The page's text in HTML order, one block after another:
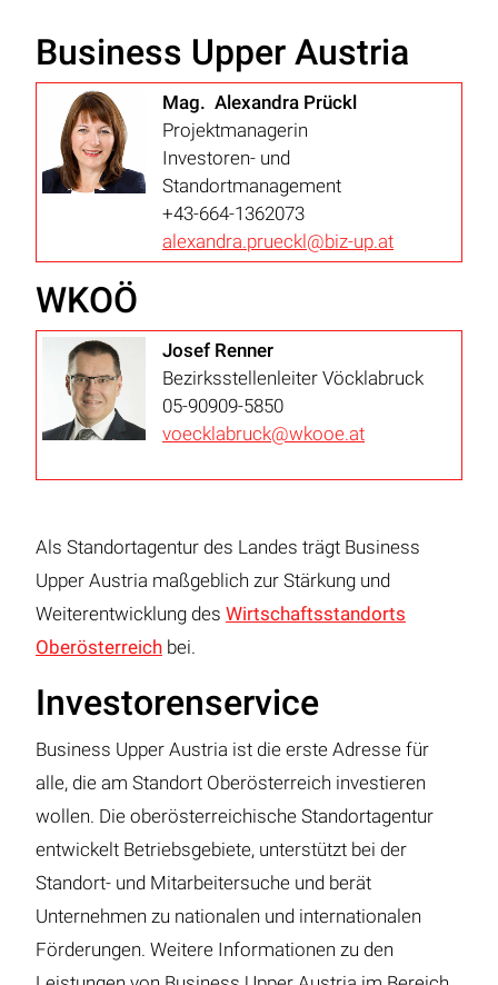
Business Upper Austria
Mag. Alexandra Prückl
Projektmanagerin
Investoren- und
Standortmanagement
+43-664-1362073
alexandra.prueckl@biz-up.at
WKOÖ
Josef Renner
Bezirksstellenleiter Vöcklabruck
05-90909-5850
voecklabruck@wkooe.at
Als Standortagentur des Landes trägt Business
Upper Austria maßgeblich zur Stärkung und
Weiterentwicklung des Wirtschaftsstandorts
Oberösterreich bei.
Investorenservice
Business Upper Austria ist die erste Adresse für
alle, die am Standort Oberösterreich investieren
wollen. Die oberösterreichische Standortagentur
entwickelt Betriebsgebiete, unterstützt bei der
Standort- und Mitarbeitersuche und berät
Unternehmen zu nationalen und internationalen
Förderungen. Weitere Informationen zu den